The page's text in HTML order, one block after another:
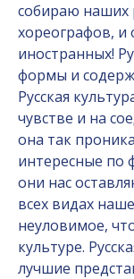
собираю наших
хореографов, и
иностранных!
формы и
Русская
чувстве и на
она так
интересные по
они нас
всех видах
неуловимое,
культуре.
лучшие